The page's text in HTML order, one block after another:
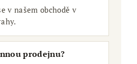
v našem obchodě v
prodejnu?